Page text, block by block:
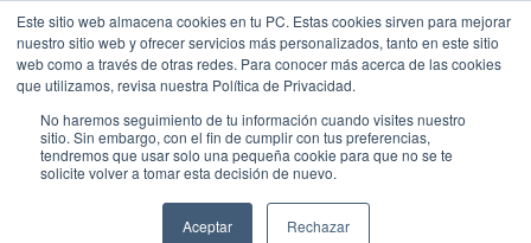
Este sitio web almacena cookies en tu PC. Estas cookies sirven para mejorar
nuestro sitio web y ofrecer servicios más personalizados, tanto en este sitio
web como a través de otras redes. Para conocer más acerca de las cookies
que utilizamos, revisa nuestra Política de Privacidad.
No haremos seguimiento de tu información cuando visites nuestro
sitio. Sin embargo, con el fin de cumplir con tus preferencias,
tendremos que usar solo una pequeña cookie para que no se te
solicite volver a tomar esta decisión de nuevo.
Aceptar Rechazar
BAIC BJ40E
HÍBRIDA ENCHUFABLE